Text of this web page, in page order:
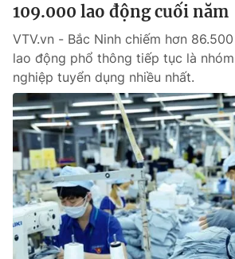
Photo
Video Shorts
VTV Money VTV Thể
VTV Sức khoẻ Bất
Thị trường 24h Tấm
VTV4 Vươn
109.000 lao động cuối năm
VTV.vn - Bắc Ninh chiếm hơn
lao động phổ thông tiếp tục là
nghiệp tuyển dụng nhiều nhất.